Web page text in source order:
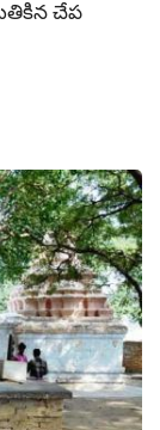
చేప